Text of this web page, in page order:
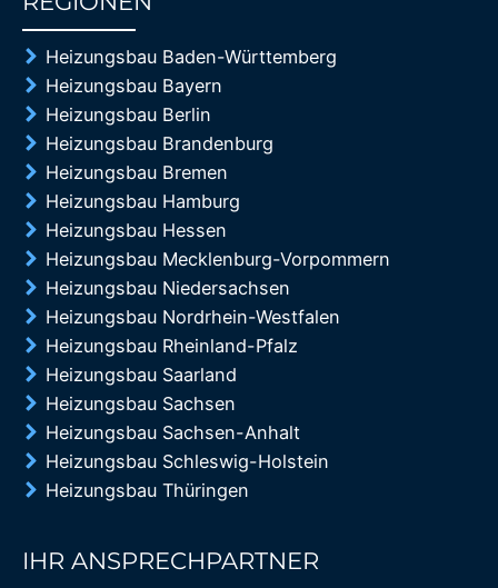
Heizungsbau Baden-Württemberg
Heizungsbau Bayern
Heizungsbau Berlin
Heizungsbau Brandenburg
Heizungsbau Bremen
Heizungsbau Hamburg
Heizungsbau Hessen
Heizungsbau Mecklenburg-Vorpommern
Heizungsbau Niedersachsen
Heizungsbau Nordrhein-Westfalen
Heizungsbau Rheinland-Pfalz
Heizungsbau Saarland
Heizungsbau Sachsen
Heizungsbau Sachsen-Anhalt
Heizungsbau Schleswig-Holstein
Heizungsbau Thüringen
IHR ANSPRECHPARTNER